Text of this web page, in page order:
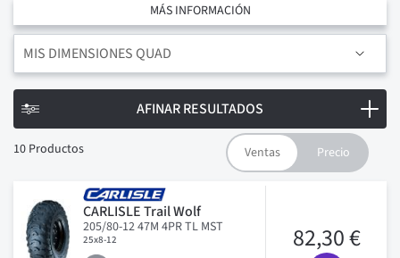
MÁS INFORMACIÓN
10 Productos
CARLISLE Trail Wolf
205/80-12 47M 4PR TL MST
25x8-12 82,30 €
MIS DIMENSIONES QUAD
AFINAR RESULTADOS